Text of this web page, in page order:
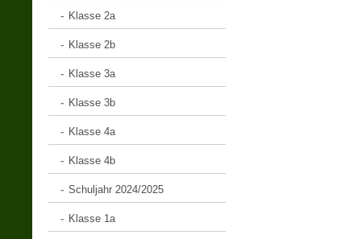
Klasse 2a
Klasse 2b
Klasse 3a
Klasse 3b
Klasse 4a
Klasse 4b
Schuljahr 2024/2025
Klasse 1a